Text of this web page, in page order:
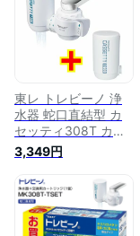
東レ トレビーノ 浄
水器 蛇口直結型 カ
セッティ308T カー
トリッジ2個入り
MK308T-TSET(1セ
ット)【トレビーノ】
3,349円